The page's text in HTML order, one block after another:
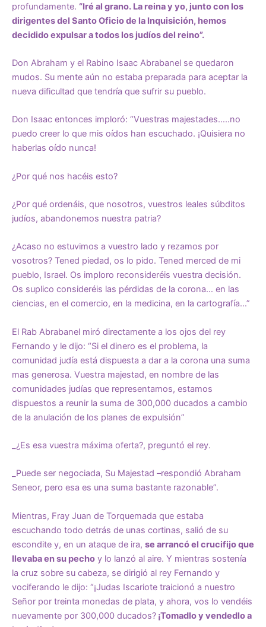
profundamente. “Iré al grano. La reina y yo, junto con los
dirigentes del Santo Oficio de la Inquisición, hemos
decididoexpulsar a todos los judíos del reino”.
Don Abraham y el Rabino Isaac Abrabanel se quedaron
mudos. Su mente aún no estaba preparada para aceptar la
nueva dificultad que tendría que sufrir su pueblo.
Don Isaac entonces imploró: “Vuestras majestades…..no
puedo creer lo que mis oídos han escuchado. ¡Quisiera no
haberlas oído nunca!
¿Por qué nos hacéis esto?
¿Por qué ordenáis, que nosotros, vuestros leales súbditos
judíos, abandonemos nuestra patria?
¿Acaso no estuvimos a vuestro lado y rezamos por
vosotros? Tened piedad, os lo pido. Tened merced de mi
pueblo, Israel. Os imploro reconsideréis vuestra decisión.
Os suplico consideréis las pérdidas de la corona… en las
ciencias, en el comercio, en la medicina, en la cartografía…”
El Rab Abrabanel miró directamente a los ojos del rey
Fernando y le dijo: “Si el dinero es el problema, la
comunidad judía está dispuesta a dar a la corona una suma
mas generosa. Vuestra majestad, en nombre de las
comunidades judías que representamos, estamos
dispuestos a reunir la suma de 300,000 ducados a cambio
de la anulación de los planes de expulsión”
_¿Es esa vuestra máxima oferta?, preguntó el rey.
_Puede ser negociada, Su Majestad –respondió Abraham
Seneor, pero esa es una suma bastante razonable”.
Mientras, Fray Juan de Torquemada que estaba
escuchando todo detrás de unas cortinas, salió de su
escondite y, en un ataque de ira, se arrancó el crucifijo que
llevaba en su pecho y lo lanzó al aire. Y mientras sostenía
la cruz sobre su cabeza, se dirigió al rey Fernando y
vociferando le dijo: “¡Judas Iscariote traicionó a nuestro
Señor por treinta monedas de plata, y ahora, vos lo vendéis
nuevamente por 300,000 ducados? ¡Tomadlo y vendedlo a